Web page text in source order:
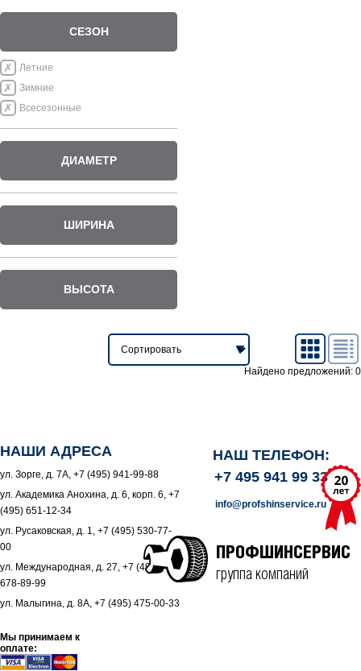
СЕЗОН
Летние
Зимние
Всесезонные
ДИАМЕТР
ШИРИНА
ВЫСОТА
Найдено предложений: 0
НАШИ АДРЕСА
ул. Зорге, д. 7А, +7 (495) 941-99-88
ул. Академика Анохина, д. 6, корп. 6, +7
(495) 651-12-34
ул. Русаковская, д. 1, +7 (495) 530-77-
00
ул. Международная, д. 27, +7 (495)
678-89-99
ул. Малыгина, д. 8А, +7 (495) 475-00-33
Мы принимаем к
оплате:
НАШ ТЕЛЕФОН:
+7 495 941 99 33
info@profshinservice.ru
ПРОФШИНСЕРВИС
группа компаний